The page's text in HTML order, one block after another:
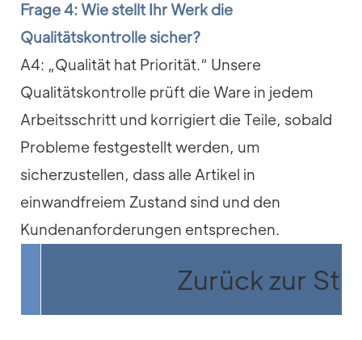
Frage 4: Wie stellt Ihr Werk die
Qualitätskontrolle sicher?
A4: „Qualität hat Priorität.“ Unsere
Qualitätskontrolle prüft die Ware in jedem
Arbeitsschritt und korrigiert die Teile, sobald
Probleme festgestellt werden, um
sicherzustellen, dass alle Artikel in
einwandfreiem Zustand sind und den
Kundenanforderungen entsprechen.
Zurück zur